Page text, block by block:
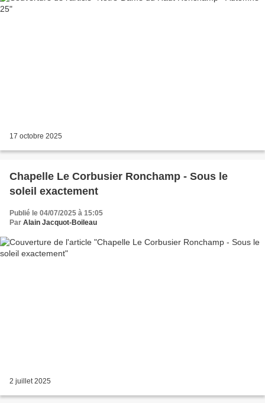
17 octobre 2025
Chapelle Le Corbusier Ronchamp - Sous le
soleil exactement
Publié le 04/07/2025 à 15:05
Par Alain Jacquot-Boileau
2 juillet 2025